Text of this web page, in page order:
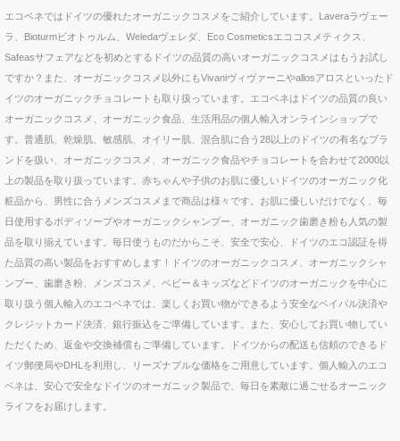
エコベネではドイツの優れたオーガニックコスメをご紹介しています。Laveraラヴェー
ラ、Bioturmビオトゥルム、Weledaヴェレダ、Eco Cosmeticsエココスメティクス、
Safeasサフェアなどを初めとするドイツの品質の高いオーガニックコスメはもうお試し
ですか？また、オーガニックコスメ以外にもVivaniヴィヴァーニやallosアロスといったド
イツのオーガニックチョコレートも取り扱っています。エコベネはドイツの品質の良い
オーガニックコスメ、オーガニック食品、生活用品の個人輸入オンラインショップで
す。普通肌、乾燥肌、敏感肌、オイリー肌、混合肌に合う28以上のドイツの有名なブラ
ンドを扱い、オーガニックコスメ、オーガニック食品やチョコレートを合わせて2000以
上の製品を取り扱っています。赤ちゃんや子供のお肌に優しいドイツのオーガニック化
粧品から、男性に合うメンズコスメまで商品は様々です。お肌に優しいだけでなく、毎
日使用するボディソープやオーガニックシャンプー、オーガニック歯磨き粉も人気の製
品を取り揃えています。毎日使うものだからこそ、安全で安心、ドイツのエコ認証を得
た品質の高い製品をおすすめします！ドイツのオーガニックコスメ、オーガニックシャ
ンプー、歯磨き粉、メンズコスメ、ベビー＆キッズなどドイツのオーガニックを中心に
取り扱う個人輸入のエコベネでは、楽しくお買い物ができるよう安全なペイパル決済や
クレジットカード決済、銀行振込をご準備しています。また、安心してお買い物してい
ただくため、返金や交換補償もご準備しています。ドイツからの配送も信頼のできるド
イツ郵便局やDHLを利用し、リーズナブルな価格をご用意しています。個人輸入のエコ
ベネは、安心で安全なドイツのオーガニック製品で、毎日を素敵に過ごせるオーニック
ライフをお届けします。